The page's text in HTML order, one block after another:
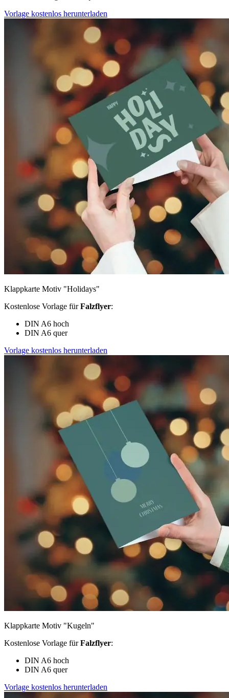
Vorlage kostenlos herunterladen
Klappkarte Motiv "Holidays"
Kostenlose Vorlage fürFalzflyer:
DIN A6 hoch
DIN A6 quer
Vorlage kostenlos herunterladen
Klappkarte Motiv "Kugeln"
Kostenlose Vorlage fürFalzflyer:
DIN A6 hoch
DIN A6 quer
Vorlage kostenlos herunterladen